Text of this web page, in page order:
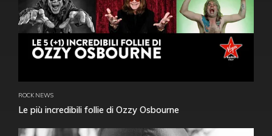
ROCK NEWS
Le più incredibili follie di Ozzy Osbourne